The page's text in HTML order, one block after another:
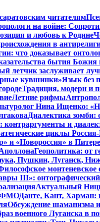
читателям
на войне:
и любовь к Родине
в
что доказывает
бытия Божия
летчик заслуживает
кувшинки»Язык без
Традиция, модерн и
Летние рифмы
Нина Ищенко:
Диалектика зомби:
контраргументы и
циклы
и «Новороссия» в
Геополитика: от
Пушкин, Луганск,
монтеневское
III»:
Актуальный
ФМОДанте, Кант,
Обсуждение шаманизма
военного Луганска в